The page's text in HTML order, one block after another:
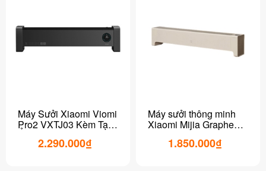
Máy Sưởi Xiaomi Viomi
Pro2 VXTJ03 Kèm Tạo
2.290.000₫
Máy sưởi thông minh
Xiaomi Mijia Graphene
1.850.000₫